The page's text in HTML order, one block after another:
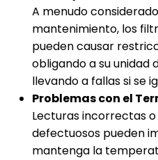
A menudo
mantenimiento, los
pueden causar
obligando a su unidad
llevando a fallas si se
Problemas con el
Lecturas incorrectas
defectuosos pueden
mantenga la